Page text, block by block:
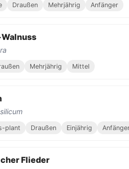
Draußen Mehrjährig Anfänger
Mehrjährig Mittel
plant Draußen Einjährig
Flieder